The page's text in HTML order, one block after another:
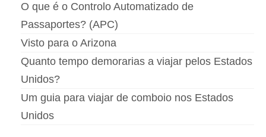
O que é o Controlo Automatizado de
Passaportes? (APC)
Visto para o Arizona
Quanto tempo demorarias a viajar pelos Estados
Unidos?
Um guia para viajar de comboio nos Estados
Unidos